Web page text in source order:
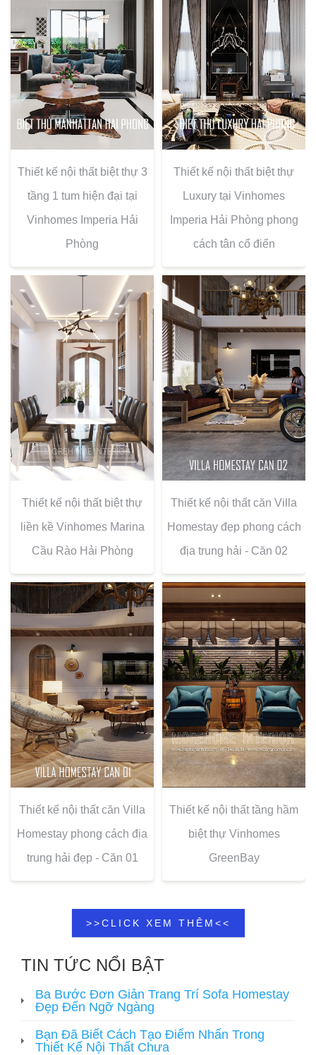
Thiết kế nội thất biệt thự 3
tầng 1 tum hiện đại tại
Vinhomes Imperia Hải
Phòng
Thiết kế nội thất biệt thự
Luxury tại Vinhomes
Imperia Hải Phòng phong
cách tân cổ điển
Thiết kế nội thất biệt thự
liền kề Vinhomes Marina
Cầu Rào Hải Phòng
Thiết kế nội thất căn Villa
Homestay đẹp phong cách
địa trung hải - Căn 02
Thiết kế nội thất căn Villa
Homestay phong cách địa
trung hải đẹp - Căn 01
Thiết kế nội thất tầng hầm
biệt thự Vinhomes
GreenBay
>>CLICK XEM THÊM<<
TIN TỨC NỔI BẬT
Ba Bước Đơn Giản Trang Trí Sofa Homestay
Đẹp Đến Ngỡ Ngàng
Bạn Đã Biết Cách Tạo Điểm Nhấn Trong
Thiết Kế Nội Thất Chưa